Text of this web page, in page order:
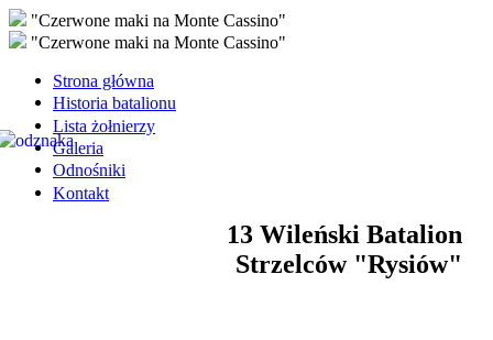
"Czerwone maki na Monte Cassino"
"Czerwone maki na Monte Cassino"
Strona główna
Historia batalionu
Lista żołnierzy
Galeria
Odnośniki
Kontakt
13 Wileński Batalion
Strzelców "Rysiów"